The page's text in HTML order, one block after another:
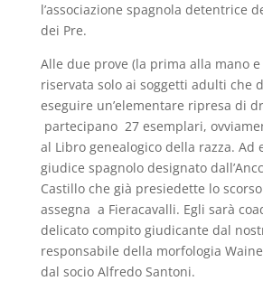
l’associazione spagnola detentrice
dei Pre.
Alle due prove (la prima alla mano e
riservata solo ai soggetti adulti che
eseguire un’elementare ripresa di
partecipano 27 esemplari,
al Libro genealogico della razza. Ad
giudice spagnolo designato
Castillo che già presiedette lo
assegna a Fieracavalli. Egli sarà
delicato compito giudicante dal
responsabile della morfologia
dal socio Alfredo Santoni.